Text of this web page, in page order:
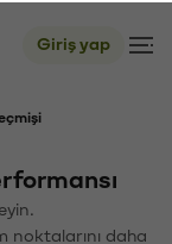
Giriş yap
noktalarını daha